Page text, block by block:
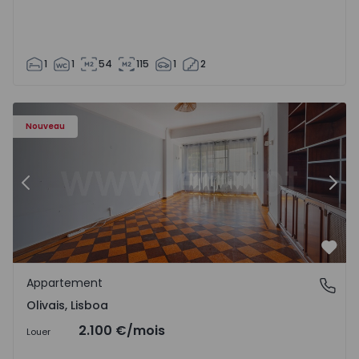
1 1 54 115 1 2
Nouveau
Appartement T5 Lisboa, Olivais - 1575717 - 6
Précédent
Olivais, Lisboa
Appartement
Olivais, Lisboa
Louer 2.100 €/mois